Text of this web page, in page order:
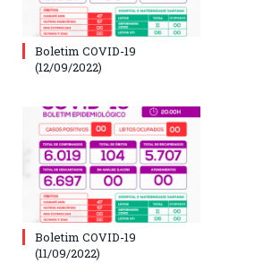
Boletim COVID-19
(12/09/2022)
Boletim COVID-19
(11/09/2022)